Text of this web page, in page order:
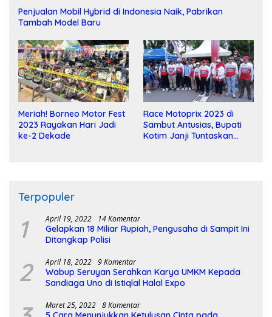
Penjualan Mobil Hybrid di Indonesia Naik, Pabrikan
Tambah Model Baru
Meriah! Borneo Motor Fest
2023 Rayakan Hari Jadi
ke-2 Dekade
Race Motoprix 2023 di
Sambut Antusias, Bupati
Kotim Janji Tuntaskan
Terpopuler
1 April 19, 2022 14 Komentar
Gelapkan 18 Miliar Rupiah, Pengusaha di Sampit Ini
Ditangkap Polisi
2 April 18, 2022 9 Komentar
Wabup Seruyan Serahkan Karya UMKM Kepada
Sandiaga Uno di Istiqlal Halal Expo
Maret 25, 2022 8 Komentar